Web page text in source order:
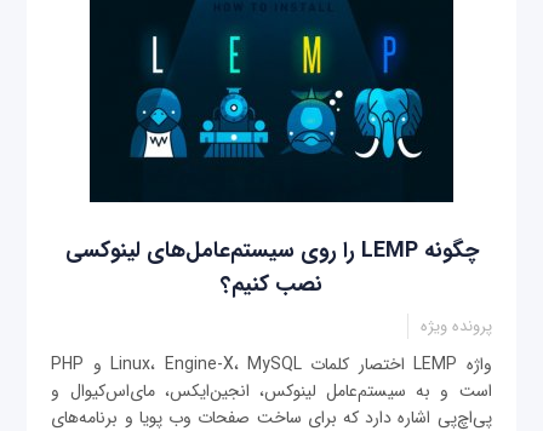
چگونه LEMP را روی سیستم‌عامل‌های لینوکسی
نصب کنیم؟
پرونده ویژه
واژه ‌LEMP اختصار کلمات Linux، Engine-X، MySQL و PHP
است و به سیستم‌عامل لینوکس، انجین‌ایکس، مای‌اس‌کیو‌ال و
پی‌اچ‌پی اشاره دارد که برای ساخت صفحات وب پویا و برنامه‌های